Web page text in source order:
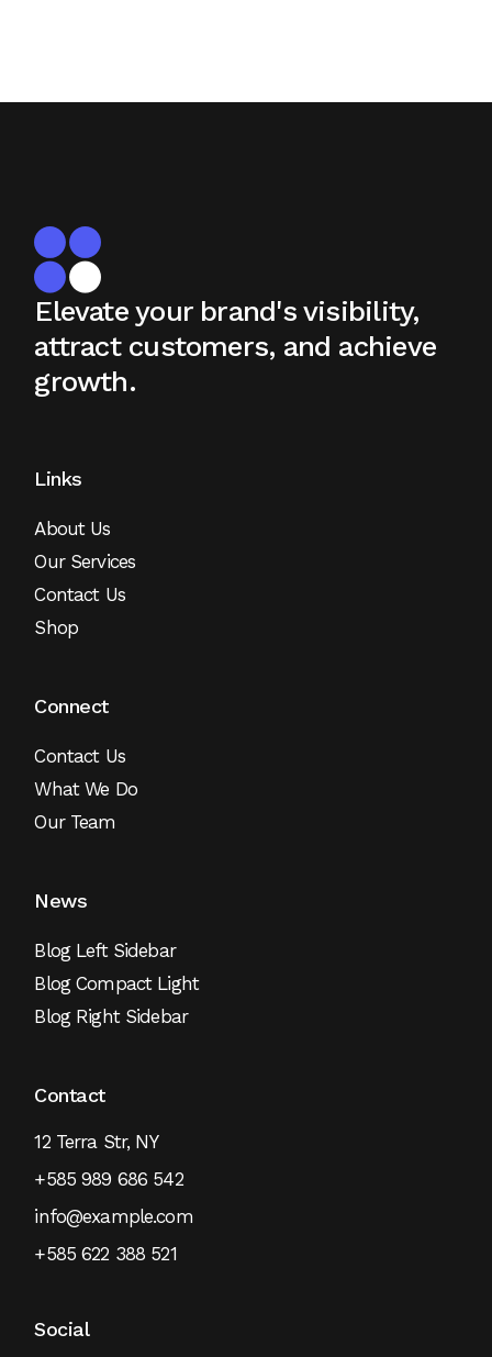
Elevate your brand's visibility,
attract customers, and achieve
growth.
Links
About Us
Our Services
Contact Us
Shop
Connect
Contact Us
What We Do
Our Team
News
Blog Left Sidebar
Blog Compact Light
Blog Right Sidebar
Contact
12 Terra Str, NY
+585 989 686 542
info@example.com
+585 622 388 521
Social